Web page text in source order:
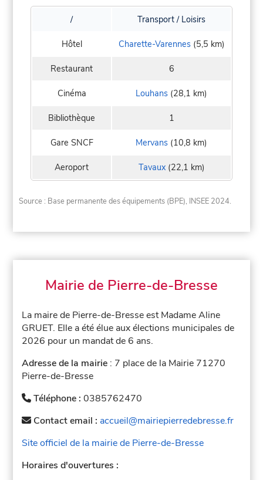
/ Transport / Loisirs
Hôtel Charette-Varennes(5,5 km)
Restaurant 6
Cinéma Louhans (28,1 km)
Bibliothèque 1
Gare SNCF Mervans (10,8 km)
Aeroport Tavaux(22,1 km)
Source : Base permanente des équipements (BPE), INSEE 2024.
Mairie de Pierre-de-Bresse
La maire de Pierre-de-Bresse est Madame Aline
GRUET. Elle a été élue aux élections municipales de
2026 pour un mandat de 6 ans.
Adresse de la mairie : 7 place de la Mairie 71270
Pierre-de-Bresse
Téléphone :0385762470
Contact email : accueil@mairiepierredebresse.fr
Site officiel de la mairie de Pierre-de-Bresse
Horaires d'ouvertures :